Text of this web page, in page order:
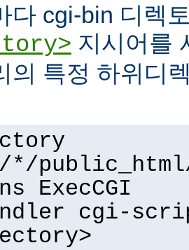
다 cgi-bin 디렉
지시어를
의 특정 하위디
*/
ExecCGI
cgi-